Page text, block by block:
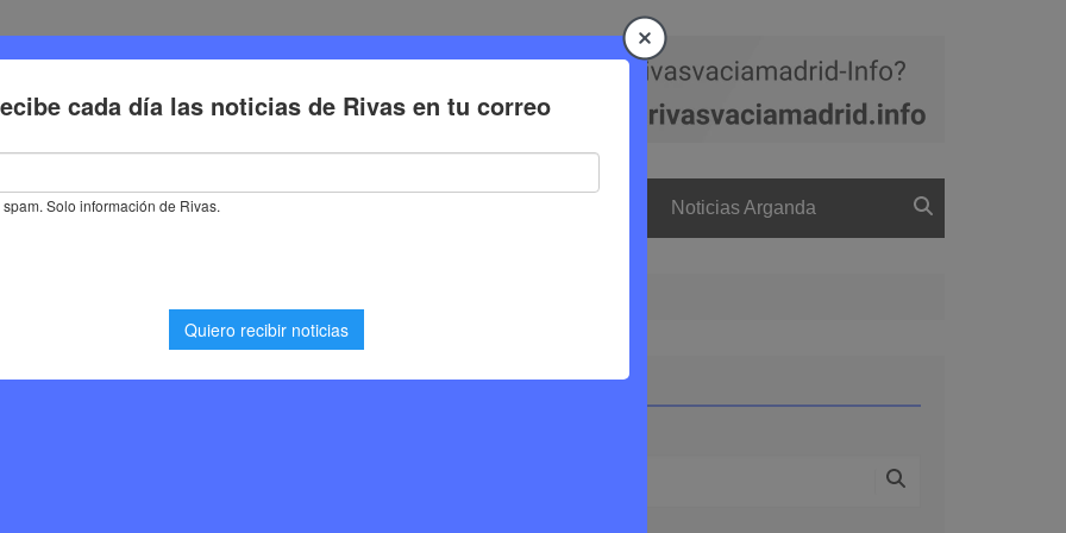
Deporte Cultura Trabajo Noticias Arganda